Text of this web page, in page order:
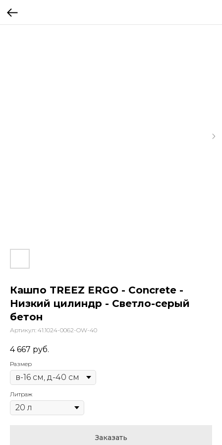
Кашпо TREEZ ERGO - Concrete -
Низкий цилиндр - Светло-серый
бетон
Артикул: 41.1024-0062-OW-40
4 667 руб.
Размер
Литраж
Заказать